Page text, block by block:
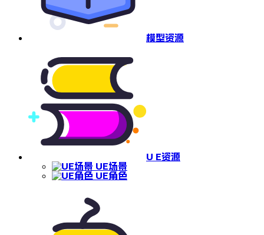
模型资源
U E资源
UE场景
UE角色